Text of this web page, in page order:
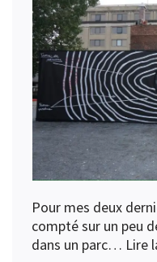
Pour mes deux
compté sur un peu
dans un parc… Lire